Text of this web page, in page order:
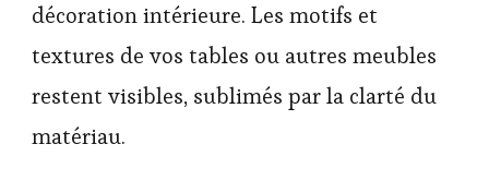
décoration intérieure. Les motifs et
textures de vos tables ou autres meubles
restent visibles, sublimés par la clarté du
matériau.